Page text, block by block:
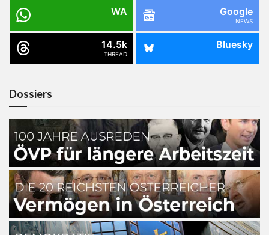
WA Google
NEWS
14.5k
THREAD
Bluesky
Dossiers